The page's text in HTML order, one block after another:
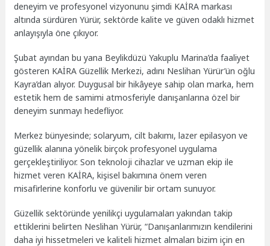
deneyim ve profesyonel vizyonunu şimdi KAİRA markası
altında sürdüren Yürür, sektörde kalite ve güven odaklı hizmet
anlayışıyla öne çıkıyor.
Şubat ayından bu yana Beylikdüzü Yakuplu Marina’da faaliyet
gösteren KAİRA Güzellik Merkezi, adını Neslihan Yürür’ün oğlu
Kayra’dan alıyor. Duygusal bir hikâyeye sahip olan marka, hem
estetik hem de samimi atmosferiyle danışanlarına özel bir
deneyim sunmayı hedefliyor.
Merkez bünyesinde; solaryum, cilt bakımı, lazer epilasyon ve
güzellik alanına yönelik birçok profesyonel uygulama
gerçekleştiriliyor. Son teknoloji cihazlar ve uzman ekip ile
hizmet veren KAİRA, kişisel bakımına önem veren
misafirlerine konforlu ve güvenilir bir ortam sunuyor.
Güzellik sektöründe yenilikçi uygulamaları yakından takip
ettiklerini belirten Neslihan Yürür, “Danışanlarımızın kendilerini
daha iyi hissetmeleri ve kaliteli hizmet almaları bizim için en